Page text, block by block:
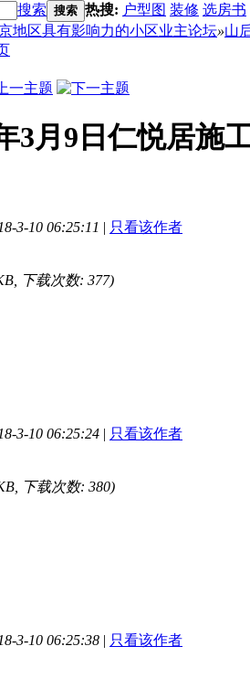
搜索 搜索 热搜: 户型图 装修 选房书
地区具有影响力的小区业主论坛»山
3月9日仁悦居施
3-10 06:25:11 | 只看该作者
下载次数: 377)
3-10 06:25:24 | 只看该作者
下载次数: 380)
3-10 06:25:38 | 只看该作者